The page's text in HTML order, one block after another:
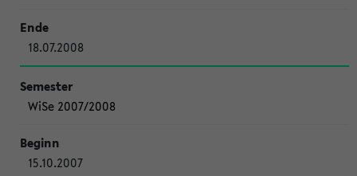
18.07.2008
WiSe 2007/2008
15.10.2007